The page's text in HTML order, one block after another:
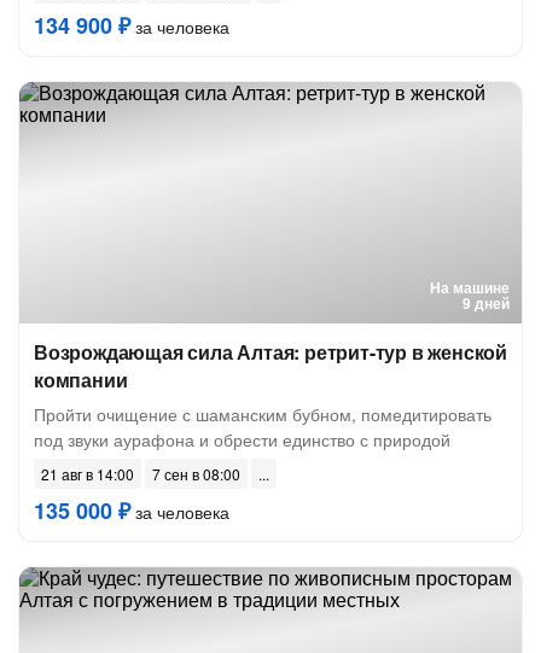
134 900 ₽за человека
На машине
9 дней
Возрождающая сила Алтая: ретрит-тур в женской
компании
Пройти очищение с шаманским бубном, помедитировать
под звуки аурафона и обрести единство с природой
21 авг в 14:00 7 сен в 08:00
135 000 ₽за человека